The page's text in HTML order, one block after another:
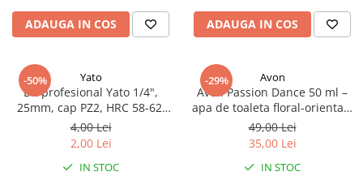
ADAUGA IN COS ADAUGA IN COS
-50% Yato
Bit profesional Yato 1/4",
25mm, cap PZ2, HRC 58-62,
realizat din otel forjat, cu
acoperire anticoroziva
4,00 Lei
2,00 Lei
IN STOC
-29% Avon
Avon Passion Dance 50 ml –
apa de toaleta floral-orientala
pentru femei, cu note de
mandarina, iasomie,
trandafir, mosc si lemn de
santal. Un parfum senzual si
49,00 Lei
35,00 Lei
IN STOC